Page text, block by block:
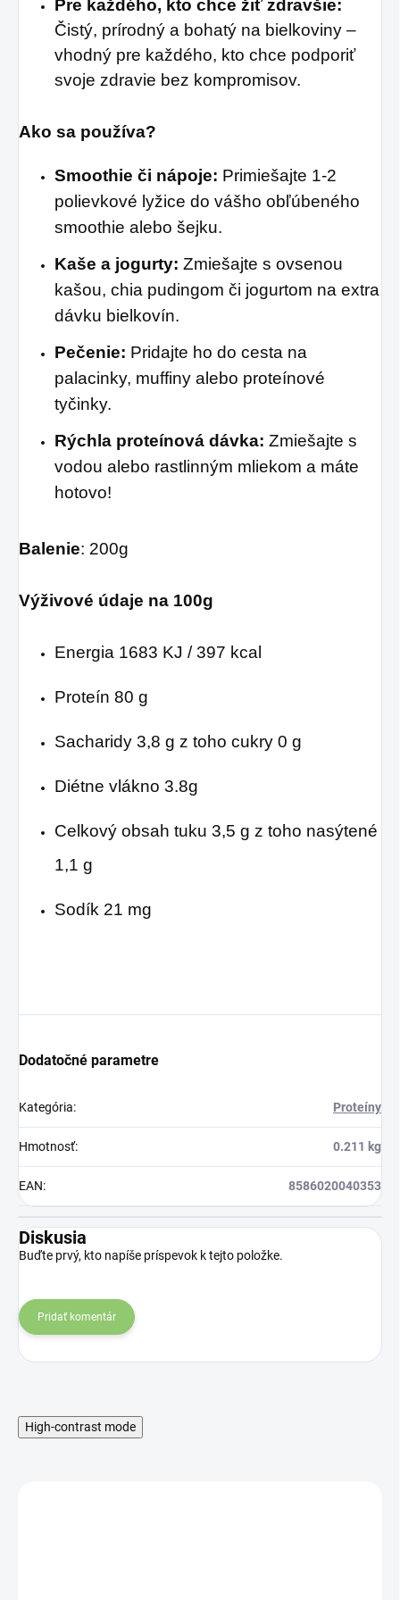
Pre každého, kto chce žiť zdravšie:
Čistý, prírodný a bohatý na bielkoviny –
vhodný pre každého, kto chce podporiť
svoje zdravie bez kompromisov.
Ako sa používa?
Smoothie či nápoje: Primiešajte 1-2
polievkové lyžice do vášho obľúbeného
smoothie alebo šejku.
Kaše a jogurty: Zmiešajte s ovsenou
kašou, chia pudingom či jogurtom na extra
dávku bielkovín.
Pečenie: Pridajte ho do cesta na
palacinky, muffiny alebo proteínové
tyčinky.
Rýchla proteínová dávka: Zmiešajte s
vodou alebo rastlinným mliekom a máte
hotovo!
Balenie: 200g
Výživové údaje na 100g
Energia 1683 KJ / 397 kcal
Proteín 80 g
Sacharidy 3,8 g z toho cukry 0 g
Diétne vlákno 3.8g
Celkový obsah tuku 3,5 g z toho nasýtené
1,1 g
Sodík 21 mg
Dodatočné parametre
Kategória: Proteíny
Hmotnosť: 0.211 kg
EAN: 8586020040353
Diskusia
Buďte prvý, kto napíše príspevok k tejto položke.
Pridať komentár
High-contrast mode